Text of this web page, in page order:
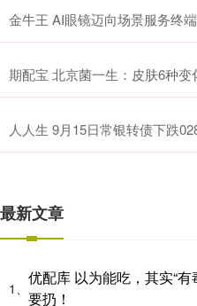
金牛王 AI眼镜迈向场景服务终
期配宝 北京菌一生：皮肤6种
人人生 9月15日常银转债下跌
最新文章
1、
优配库 以为能吃，其实“
要扔！